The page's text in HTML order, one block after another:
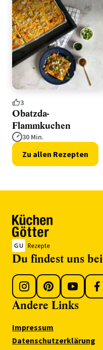
3
Obatzda-
Flammkuchen
30 Min.
Zu allen Rezepten
Du findest uns bei
Andere Links
Impressum
Datenschutzerklärung